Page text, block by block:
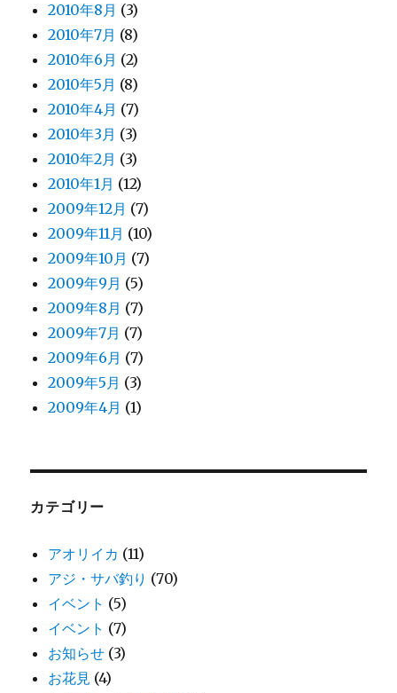
2010年8月 (3)
2010年7月 (8)
2010年6月 (2)
2010年5月 (8)
2010年4月 (7)
2010年3月 (3)
2010年2月 (3)
2010年1月 (12)
2009年12月 (7)
2009年11月 (10)
2009年10月 (7)
2009年9月 (5)
2009年8月 (7)
2009年7月 (7)
2009年6月 (7)
2009年5月 (3)
2009年4月 (1)
カテゴリー
アオリイカ (11)
アジ・サバ釣り (70)
イベント (5)
イベント (7)
お知らせ (3)
お花見 (4)